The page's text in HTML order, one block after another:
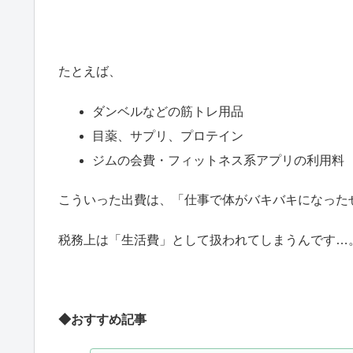
たとえば、
ダンベルなどの筋トレ用品
目薬、サプリ、プロテイン
ジムの会費・フィットネス系アプリの利用料
こういった出費は、「仕事で体がバキバキになっ
税務上は「生活費」として扱われてしまうんです…
◆おすすめ記事